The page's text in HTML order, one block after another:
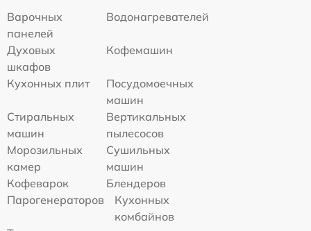
Варочных
панелей
Водонагревателей
Духовых
шкафов
Кофемашин
Кухонных плит
Посудомоечных
машин
Стиральных
машин
Вертикальных
пылесосов
Морозильных
камер
Сушильных
машин
Кофеварок
Блендеров
Парогенераторов
Кухонных
комбайнов